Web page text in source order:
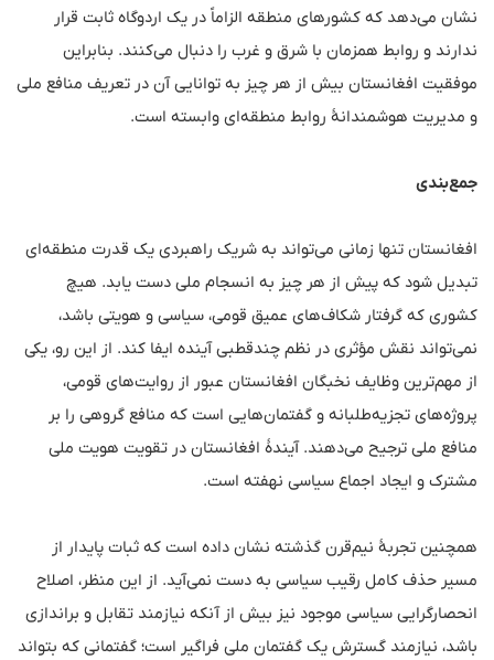
نشان می‌دهد که کشورهای منطقه الزاماً در یک اردوگاه ثابت قرار
ندارند و روابط همزمان با شرق و غرب را دنبال می‌کنند. بنابراین
موفقیت افغانستان بیش از هر چیز به توانایی آن در تعریف منافع ملی
و مدیریت هوشمندانهٔ روابط منطقه‌ای وابسته است.
جمع‌بندی
افغانستان تنها زمانی می‌تواند به شریک راهبردی یک قدرت منطقه‌ای
تبدیل شود که پیش از هر چیز به انسجام ملی دست یابد. هیچ
کشوری که گرفتار شکاف‌های عمیق قومی، سیاسی و هویتی باشد،
نمی‌تواند نقش مؤثری در نظم چندقطبی آینده ایفا کند. از این رو، یکی
از مهم‌ترین وظایف نخبگان افغانستان عبور از روایت‌های قومی،
پروژه‌های تجزیه‌طلبانه و گفتمان‌هایی است که منافع گروهی را بر
منافع ملی ترجیح می‌دهند. آیندهٔ افغانستان در تقویت هویت ملی
مشترک و ایجاد اجماع سیاسی نهفته است.
همچنین تجربهٔ نیم‌قرن گذشته نشان داده است که ثبات پایدار از
مسیر حذف کامل رقیب سیاسی به دست نمی‌آید. از این منظر، اصلاح
انحصارگرایی سیاسی موجود نیز بیش از آنکه نیازمند تقابل و براندازی
باشد، نیازمند گسترش یک گفتمان ملی فراگیر است؛ گفتمانی که بتواند